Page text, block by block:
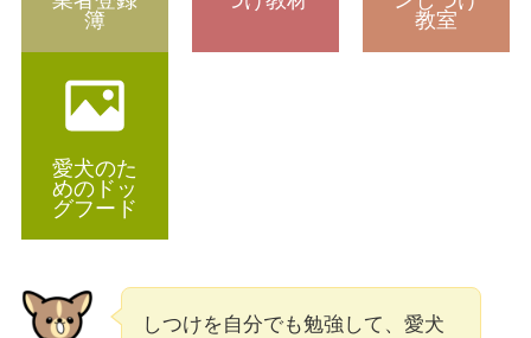
簿
教室
愛犬のた
めのドッ
グフード
しつけを自分でも勉強して、愛犬